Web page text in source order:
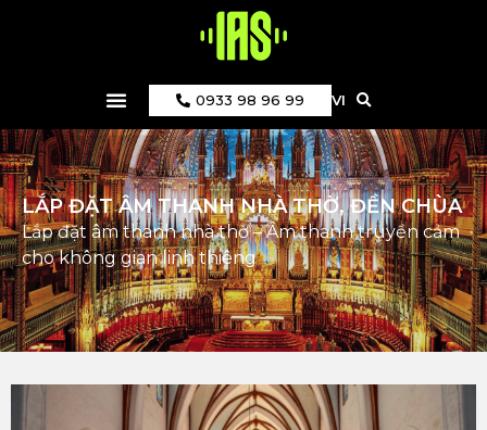
0933 98 96 99 VI
LẮP ĐẶT ÂM THANH NHÀ THỜ, ĐỀN CHÙA
Lắp đặt âm thanh nhà thờ – Âm thanh truyền cảm
cho không gian linh thiêng